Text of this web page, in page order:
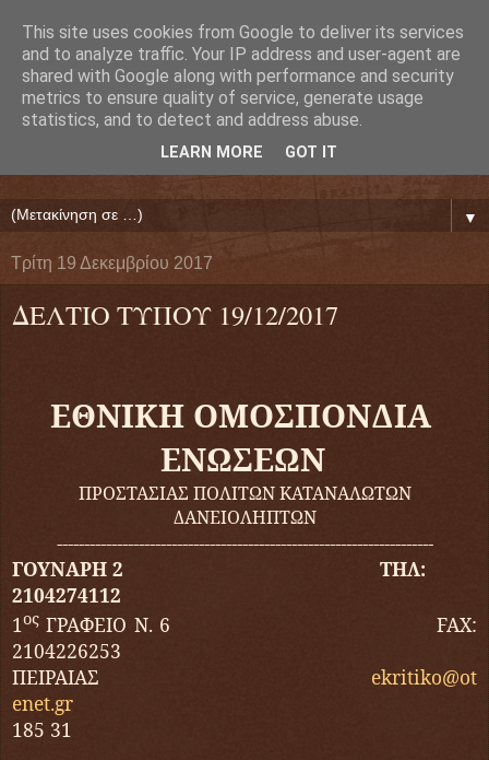
Ευάγγελος Κρητικός
ΠΡΟΕΔΡΟΣ ΕΘΝΙΚΗΣ ΟΜΟΣΠΟΝΔΙΑΣ ΔΑΝΕΙΟΛΗΠΤΩΝ
▼
Τρίτη 19 Δεκεμβρίου 2017
ΔΕΛΤΙΟ ΤΥΠΟΥ 19/12/2017
ΕΘΝΙΚΗ ΟΜΟΣΠΟΝΔΙΑ
ΕΝΩΣΕΩΝ
ΠΡΟΣΤΑΣΙΑΣ ΠΟΛΙΤΩΝ ΚΑΤΑΝΑΛΩΤΩΝ
ΔΑΝΕΙΟΛΗΠΤΩΝ
---------------------------------------------------------------------
ΓΟΥΝΑΡΗ 2 ΤΗΛ:
2104274112
1ος ΓΡΑΦΕΙΟ Ν. 6 FAX:
2104226253
ΠΕΙΡΑΙΑΣ ekritiko@ot
enet.gr
185 31
This site uses cookies from Google to deliver its services
and to analyze traffic. Your IP address and user-agent are
shared with Google along with performance and security
metrics to ensure quality of service, generate usage
statistics, and to detect and address abuse.
LEARN MORE GOT IT